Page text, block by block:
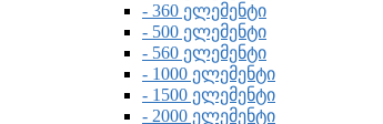
- 360 ელემენტი
- 500 ელემენტი
- 560 ელემენტი
- 1000 ელემენტი
- 1500 ელემენტი
- 2000 ელემენტი